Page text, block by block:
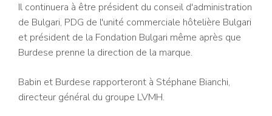
Il continuera à être président du conseil d'administration
de Bulgari, PDG de l'unité commerciale hôtelière Bulgari
et président de la Fondation Bulgari même après que
Burdese prenne la direction de la marque.
Babin et Burdese rapporteront à Stéphane Bianchi,
directeur général du groupe LVMH.